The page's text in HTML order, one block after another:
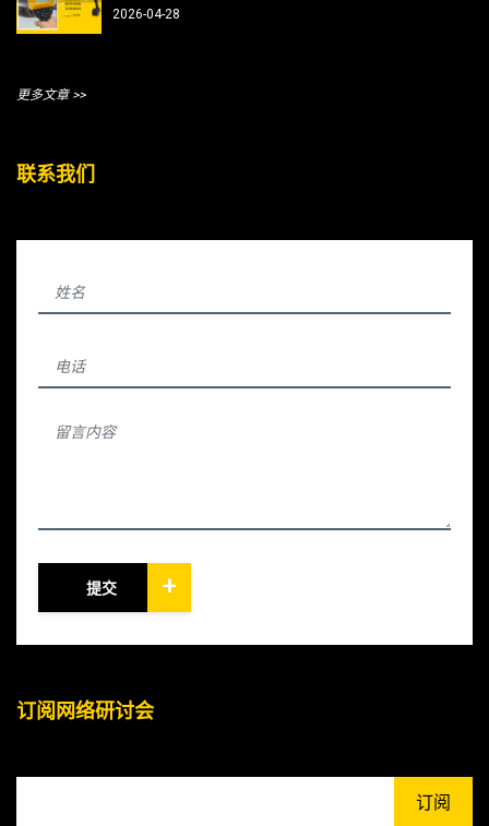
2026-04-28
更多文章 >>
联系我们
提交 +
订阅网络研讨会
订阅